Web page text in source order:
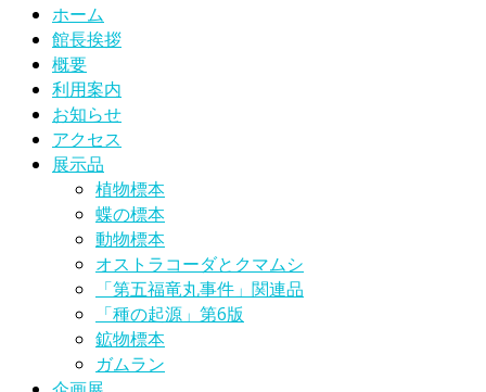
ホーム
館長挨拶
概要
利用案内
お知らせ
アクセス
展示品
植物標本
蝶の標本
動物標本
オストラコーダとクマムシ
「第五福竜丸事件」関連品
「種の起源」第6版
鉱物標本
ガムラン